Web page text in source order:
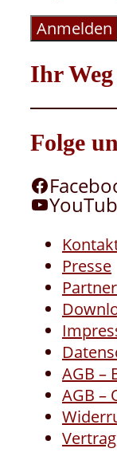
Anmelden
Ihr
Folge
Presse
Partner
AGB –
AGB –